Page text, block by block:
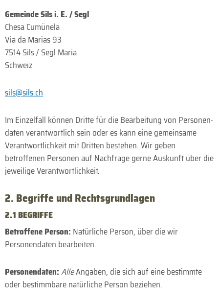
Gemeinde Sils i. E. / Segl
Chesa Cumünela
Via da Marias 93
7514 Sils / Segl Maria
Schweiz
sils@sils.ch
Im Einzel­fall können Dritte für die Bearbeitung von Personen­
daten verantwortlich sein oder es kann eine gemeinsame
Verant­wortlich­keit mit Dritten bestehen. Wir geben
betroffenen Personen auf Nach­frage gerne Auskunft über die
jeweilige Verant­wort­lich­keit.
2. Begriffe und Rechts­grundlagen
2.1 BEGRIFFE
Betroffene Person: Natürliche Person, über die wir
Personen­daten bearbeiten.
Personen­daten:AlleAngaben, die sich auf eine bestimmte
oder bestimmbare natürliche Person beziehen.